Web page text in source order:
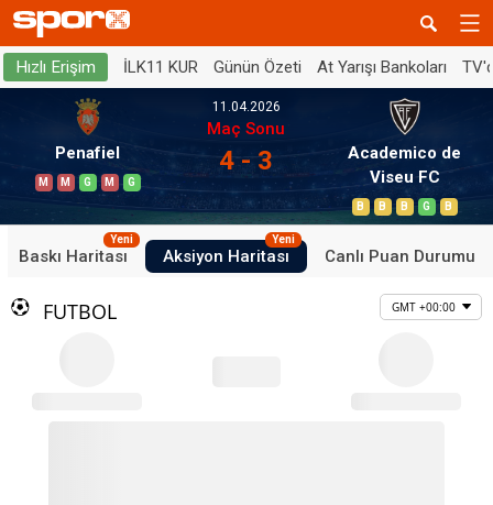
Hızlı Erişim İLK11 KUR Günün Özeti At Yarışı Bankoları
Penafiel
M M G M G
11.04.2026
Maç Sonu
4 - 3
Academico de
Viseu FC
B B B G B
Baskı Haritası
Yeni
Aksiyon Haritası
Yeni
Canlı Puan Durumu
FUTBOL GMT +00:00